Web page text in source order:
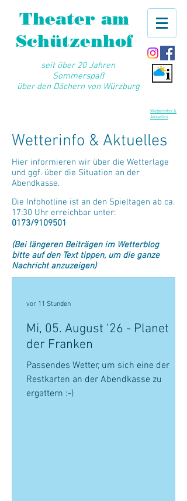
Theater am
Schützenhof
seit über 20 Jahren
Sommerspaß
über den Dächern von Würzburg
Wetterinfos &
Aktuelles
Wetterinfo & Aktuelles
Hier informieren wir über die Wetterlage
und ggf. über die Situation an der
Abendkasse.
Die Infohotline ist an den Spieltagen ab ca.
17:30 Uhr erreichbar unter:
0173/9109501
(Bei längeren Beiträgen im Wetterblog
bitte auf den Text tippen, um die ganze
Nachricht anzuzeigen)
Mi, 05. August ‘26 - Planet
der Franken
Passendes Wetter, um sich eine der
Restkarten an der Abendkasse zu
ergattern :-)
vor 11 Stunden